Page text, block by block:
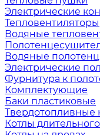
Электрические
Тепловентиляторы
Водяные
Водяные
Электрические
Фурнитура к
Комплектующие
Баки пластиковые
Твердотопливные
Котлы